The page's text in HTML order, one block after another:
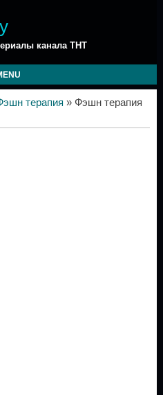
канала ТНТ
терапия » Фэшн терапия